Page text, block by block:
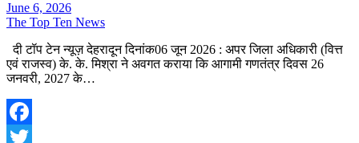
June 6, 2026
The Top Ten News
दी टॉप टेन न्यूज़ देहरादून दिनांक06 जून 2026 : अपर जिला अधिकारी (वित्त
एवं राजस्व) के. के. मिश्रा ने अवगत कराया कि आगामी गणतंत्र दिवस 26
जनवरी, 2027 के…
Facebook